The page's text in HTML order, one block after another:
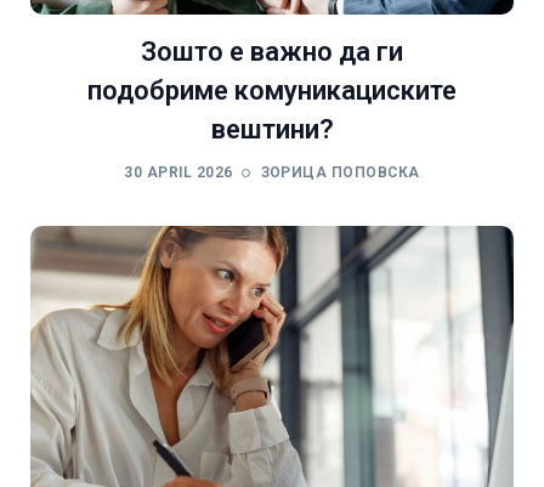
Зошто е важно да ги
подобриме комуникациските
вештини?
30 APRIL 2026 ЗОРИЦА ПОПОВСКА